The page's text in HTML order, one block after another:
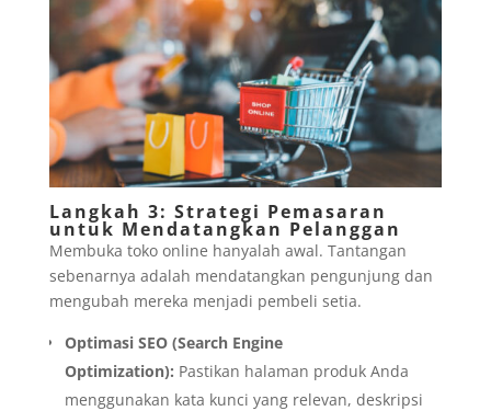
Langkah 3: Strategi Pemasaran
untuk Mendatangkan Pelanggan
Membuka toko online hanyalah awal. Tantangan
sebenarnya adalah mendatangkan pengunjung dan
mengubah mereka menjadi pembeli setia.
Optimasi SEO (Search Engine
Optimization): Pastikan halaman produk Anda
menggunakan kata kunci yang relevan, deskripsi